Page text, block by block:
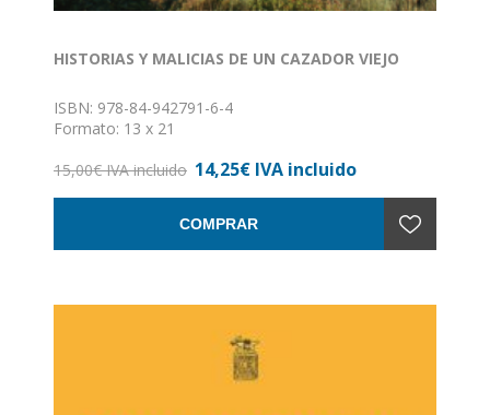
HISTORIAS Y MALICIAS DE UN CAZADOR VIEJO
ISBN: 978-84-942791-6-4
Formato: 13 x 21
Encuadernación: Rústica con solapa
15,00€ IVA incluido 14,25€ IVA incluido
COMPRAR